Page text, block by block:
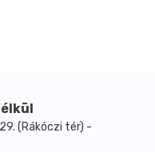
(Rákóczi tér) -